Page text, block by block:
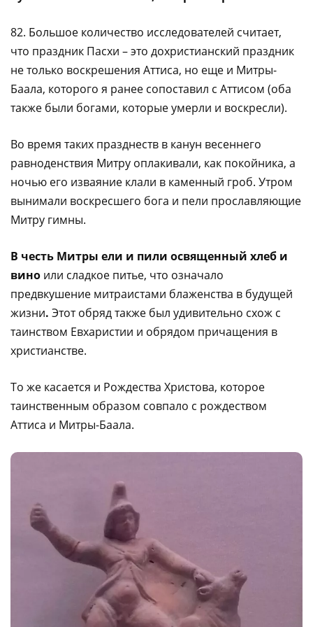
82. Большое количество исследователей считает,
что праздник Пасхи – это дохристианский праздник
не только воскрешения Аттиса, но еще и Митры-
Баала, которого я ранее сопоставил с Аттисом (оба
также были богами, которые умерли и воскресли).
Во время таких празднеств в канун весеннего
равноденствия Митру оплакивали, как покойника, а
ночью его изваяние клали в каменный гроб. Утром
вынимали воскресшего бога и пели прославляющие
Митру гимны.
В честь Митры ели и пили освященный хлеб и
вино или сладкое питье, что означало
предвкушение митраистами блаженства в будущей
жизни. Этот обряд также был удивительно схож с
таинством Евхаристии и обрядом причащения в
христианстве.
То же касается и Рождества Христова, которое
таинственным образом совпало с рождеством
Аттиса и Митры-Баала.